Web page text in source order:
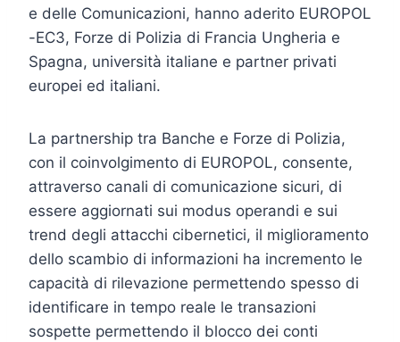
e delle Comunicazioni, hanno aderito EUROPOL
-EC3, Forze di Polizia di Francia Ungheria e
Spagna, università italiane e partner privati
europei ed italiani.
La partnership tra Banche e Forze di Polizia,
con il coinvolgimento di EUROPOL, consente,
attraverso canali di comunicazione sicuri, di
essere aggiornati sui modus operandi e sui
trend degli attacchi cibernetici, il miglioramento
dello scambio di informazioni ha incremento le
capacità di rilevazione permettendo spesso di
identificare in tempo reale le transazioni
sospette permettendo il blocco dei conti